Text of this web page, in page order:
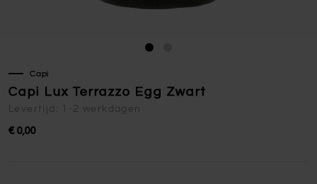
Capi
Capi Lux Terrazzo Egg Zwart
Levertijd: 1-2 werkdagen
€ 0,00